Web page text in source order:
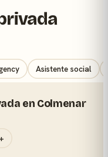
Asistente social
en Colmenar